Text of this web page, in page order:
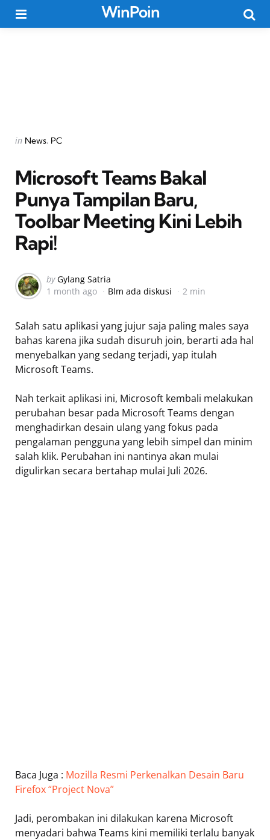
WinPoin
Categories
Posted
in News PC
Microsoft Teams Bakal
Punya Tampilan Baru,
Toolbar Meeting Kini Lebih
Rapi!
Posted
by
by Gylang Satria
1 month ago
Blm ada diskusi 2 min
Salah satu aplikasi yang jujur saja paling males saya
bahas karena jika sudah disuruh join, berarti ada hal
menyebalkan yang sedang terjadi, yap itulah
Microsoft Teams.
Nah terkait aplikasi ini, Microsoft kembali melakukan
perubahan besar pada Microsoft Teams dengan
menghadirkan desain ulang yang fokus pada
pengalaman pengguna yang lebih simpel dan minim
salah klik. Perubahan ini nantinya akan mulai
digulirkan secara bertahap mulai Juli 2026.
Baca Juga : Mozilla Resmi Perkenalkan Desain Baru
Firefox “Project Nova”
Jadi, perombakan ini dilakukan karena Microsoft
menyadari bahwa Teams kini memiliki terlalu banyak